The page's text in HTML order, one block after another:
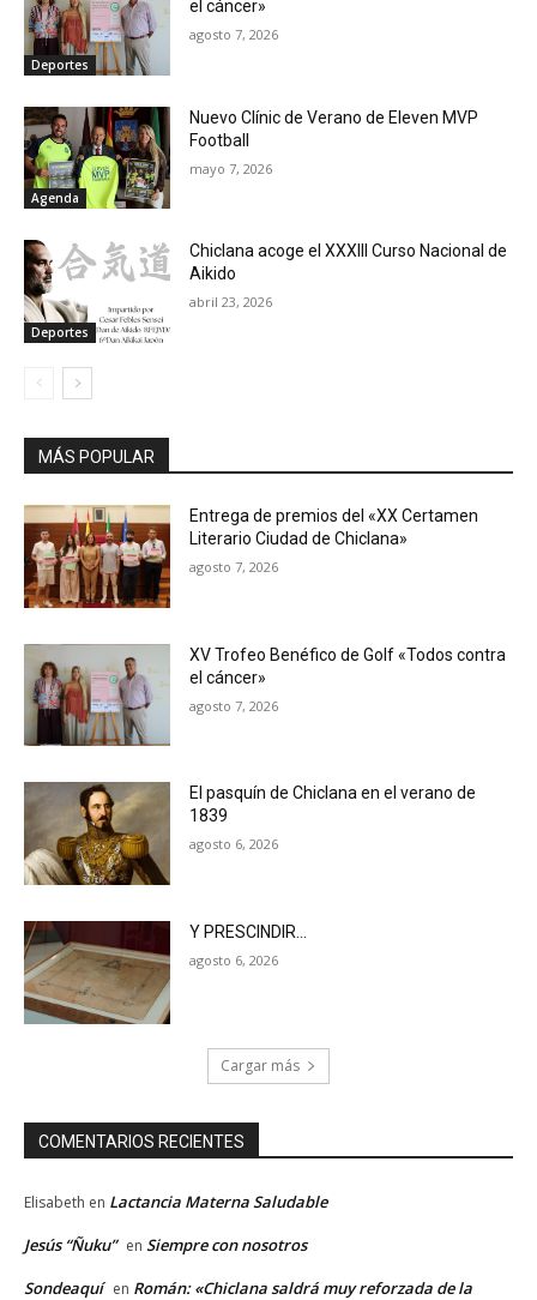
Deportes
el cáncer»
agosto 7, 2026
Agenda
Nuevo Clínic de Verano de Eleven MVP
Football
mayo 7, 2026
Deportes
Chiclana acoge el XXXIII Curso Nacional de
Aikido
abril 23, 2026
MÁS POPULAR
Entrega de premios del «XX Certamen
Literario Ciudad de Chiclana»
agosto 7, 2026
XV Trofeo Benéfico de Golf «Todos contra
el cáncer»
agosto 7, 2026
El pasquín de Chiclana en el verano de
1839
agosto 6, 2026
Y PRESCINDIR…
agosto 6, 2026
Cargar más
COMENTARIOS RECIENTES
Elisabeth en Lactancia Materna Saludable
Jesús “Ñuku” en Siempre con nosotros
Sondeaquí en Román: «Chiclana saldrá muy reforzada de la